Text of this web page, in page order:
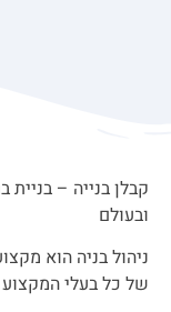
קבלן בנייה –
ובעולם
ניהול בניה הוא
של כל בעלי המקצוע